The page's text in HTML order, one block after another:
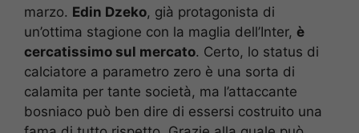
marzo. Edin Dzeko, già protagonista di
un’ottima stagione con la maglia dell’Inter, è
cercatissimo sul mercato. Certo, lo status di
calciatore a parametro zero è una sorta di
calamita per tante società, ma l’attaccante
bosniaco può ben dire di essersi costruito una